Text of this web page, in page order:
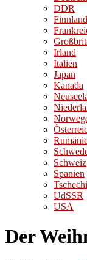
DDR
Finnland
Irland
Italien
Japan
Kanada
Schweiz
Spanien
UdSSR
USA
Der